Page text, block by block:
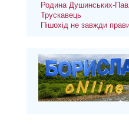
Родина Душинських-
Трускавець
Пішохід не завжди